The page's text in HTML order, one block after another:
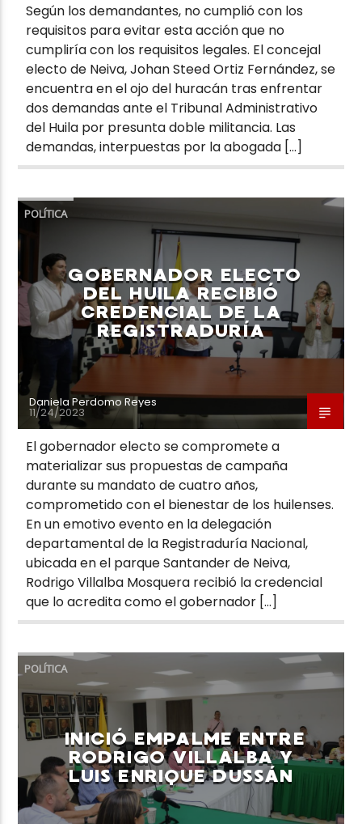
Según los demandantes, no cumplió con los
requisitos para evitar esta acción que no
cumpliría con los requisitos legales. El concejal
electo de Neiva, Johan Steed Ortiz Fernández, se
encuentra en el ojo del huracán tras enfrentar
dos demandas ante el Tribunal Administrativo
del Huila por presunta doble militancia. Las
demandas, interpuestas por la abogada […]
POLÍTICA
GOBERNADOR ELECTO
DEL HUILA RECIBIÓ
CREDENCIAL DE LA
REGISTRADURÍA
Daniela Perdomo Reyes
11/24/2023
El gobernador electo se compromete a
materializar sus propuestas de campaña
durante su mandato de cuatro años,
comprometido con el bienestar de los huilenses.
En un emotivo evento en la delegación
departamental de la Registraduría Nacional,
ubicada en el parque Santander de Neiva,
Rodrigo Villalba Mosquera recibió la credencial
que lo acredita como el gobernador […]
POLÍTICA
INICIÓ EMPALME ENTRE
RODRIGO VILLALBA Y
LUIS ENRIQUE DUSSÁN